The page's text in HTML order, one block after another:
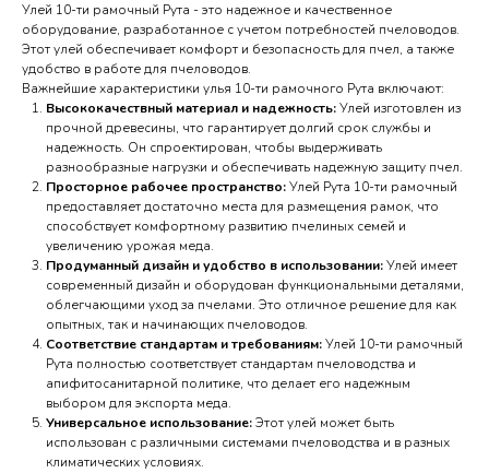
Улей 10-ти рамочный Рута - это надежное и качественное
оборудование, разработанное с учетом потребностей пчеловодов.
Этот улей обеспечивает комфорт и безопасность для пчел, а также
удобство в работе для пчеловодов.
Важнейшие характеристики улья 10-ти рамочного Рута включают:
Высококачествный материал и надежность:Улей изготовлен из
прочной древесины, что гарантирует долгий срок службы и
надежность. Он спроектирован, чтобы выдерживать
разнообразные нагрузки и обеспечивать надежную защиту пчел.
Просторное рабочее пространство:Улей Рута 10-ти рамочный
предоставляет достаточно места для размещения рамок, что
способствует комфортному развитию пчелиных семей и
увеличению урожая меда.
Продуманный дизайн и удобство в использовании:Улей имеет
современный дизайн и оборудован функциональными деталями,
облегчающими уход за пчелами. Это отличное решение для как
опытных, так и начинающих пчеловодов.
Соответствие стандартам и требованиям:Улей 10-ти рамочный
Рута полностью соответствует стандартам пчеловодства и
апифитосанитарной политике, что делает его надежным
выбором для экспорта меда.
Универсальное использование:Этот улей может быть
использован с различными системами пчеловодства и в разных
климатических условиях.